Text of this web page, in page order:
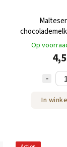
Dolce
Op
In